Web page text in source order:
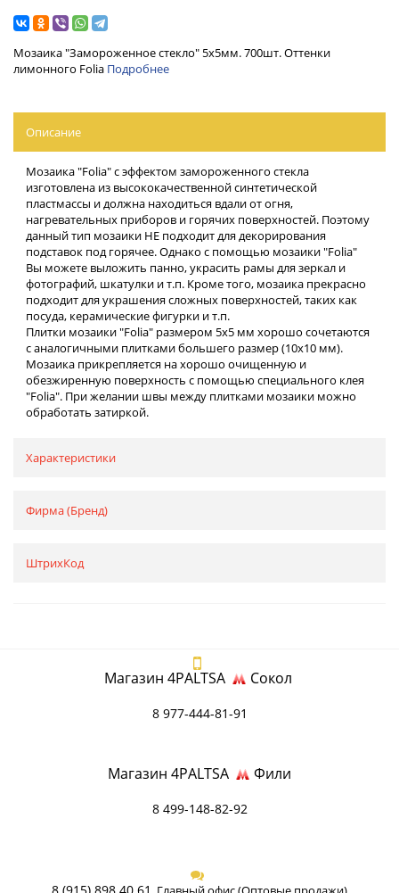
Мозаика "Замороженное стекло" 5х5мм. 700шт. Оттенки
лимонного Folia Подробнее
Описание
Мозаика "Folia" с эффектом замороженного стекла
изготовлена из высококачественной синтетической
пластмассы и должна находиться вдали от огня,
нагревательных приборов и горячих поверхностей. Поэтому
данный тип мозаики НЕ подходит для декорирования
подставок под горячее. Однако с помощью мозаики "Folia"
Вы можете выложить панно, украсить рамы для зеркал и
фотографий, шкатулки и т.п. Кроме того, мозаика прекрасно
подходит для украшения сложных поверхностей, таких как
посуда, керамические фигурки и т.п.
Плитки мозаики "Folia" размером 5x5 мм хорошо сочетаются
с аналогичными плитками большего размер (10x10 мм).
Мозаика прикрепляется на хорошо очищенную и
обезжиренную поверхность с помощью специального клея
"Folia". При желании швы между плитками мозаики можно
обработать затиркой.
Характеристики
Фирма (Бренд)
ШтрихКод
Магазин 4PALTSA Сокол
8 977-444-81-91
Магазин 4PALTSA Фили
8 499-148-82-92